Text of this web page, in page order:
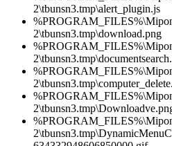
2\tbunsn3.tmp\alert_plugin.js
2\tbunsn3.tmp\download.png